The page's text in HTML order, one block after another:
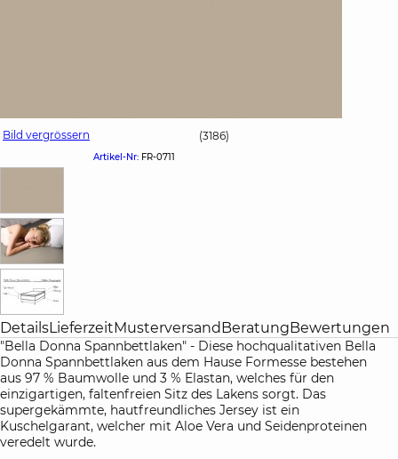
Bild vergrössern (3186)
Artikel-Nr: FR-0711
DetailsLieferzeitMusterversandBeratungBewertungen
"Bella Donna Spannbettlaken" - Diese hochqualitativen Bella
Donna Spannbettlaken aus dem Hause Formesse bestehen
aus 97 % Baumwolle und 3 % Elastan, welches für den
einzigartigen, faltenfreien Sitz des Lakens sorgt. Das
supergekämmte, hautfreundliches Jersey ist ein
Kuschelgarant, welcher mit Aloe Vera und Seidenproteinen
veredelt wurde.